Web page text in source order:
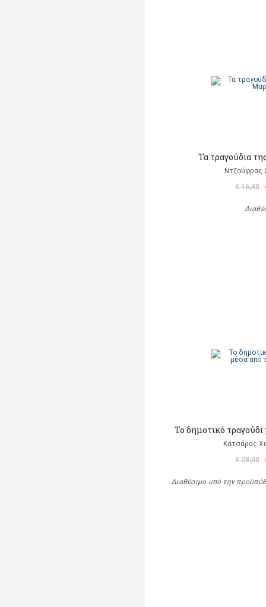
Τα τραγούδια
Ντζούφρας
€ 16,40
Το δημοτικό τραγούδι
Κατσάρας
€ 28,00
Διαθέσιμο υπό την